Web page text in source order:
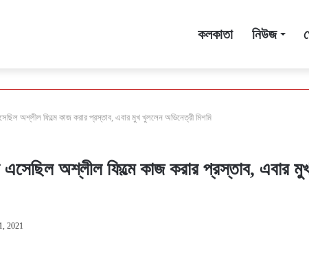
কলকাতা নিউজ
অশ্লীল ফিল্মে কাজ করার প্রস্তাব, এবার মুখ খুললেন অভিনেত্রী মিশমি
অশ্লীল ফিল্মে কাজ করার প্রস্তাব, এবার
2021